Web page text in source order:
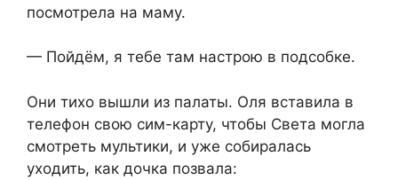
посмотрела на маму.
— Пойдём, я тебе там настрою в подсобке.
Они тихо вышли из палаты. Оля вставила в
телефон свою сим-карту, чтобы Света могла
смотреть мультики, и уже собиралась
уходить, как дочка позвала: